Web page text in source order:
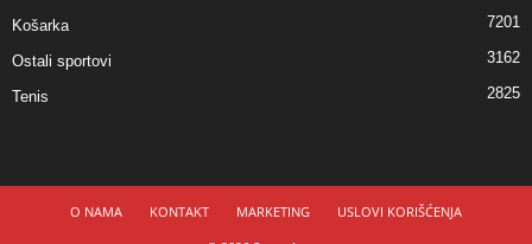
Košarka 7201
Ostali sportovi 3162
Tenis 2825
O NAMA KONTAKT MARKETING
USLOVI KORIŠĆENJA